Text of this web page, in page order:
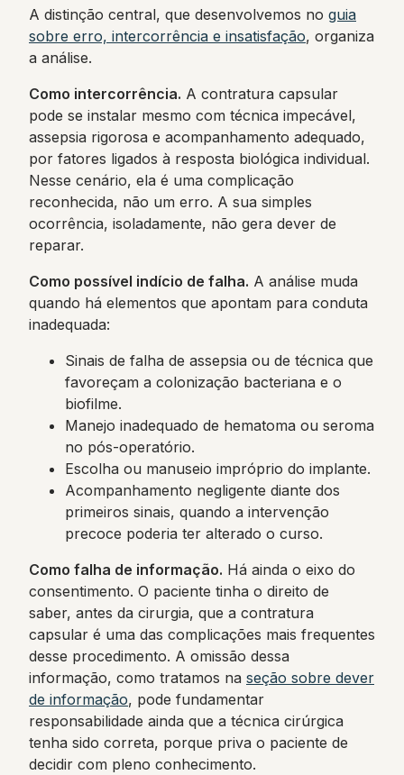
A distinção central, que desenvolvemos no guia
sobre erro, intercorrência e insatisfação, organiza
a análise.
Como intercorrência. A contratura capsular
pode se instalar mesmo com técnica impecável,
assepsia rigorosa e acompanhamento adequado,
por fatores ligados à resposta biológica individual.
Nesse cenário, ela é uma complicação
reconhecida, não um erro. A sua simples
ocorrência, isoladamente, não gera dever de
reparar.
Como possível indício de falha. A análise muda
quando há elementos que apontam para conduta
inadequada:
Sinais de falha de assepsia ou de técnica que
favoreçam a colonização bacteriana e o
biofilme.
Manejo inadequado de hematoma ou seroma
no pós-operatório.
Escolha ou manuseio impróprio do implante.
Acompanhamento negligente diante dos
primeiros sinais, quando a intervenção
precoce poderia ter alterado o curso.
Como falha de informação. Há ainda o eixo do
consentimento. O paciente tinha o direito de
saber, antes da cirurgia, que a contratura
capsular é uma das complicações mais frequentes
desse procedimento. A omissão dessa
informação, como tratamos na seção sobre dever
de informação, pode fundamentar
responsabilidade ainda que a técnica cirúrgica
tenha sido correta, porque priva o paciente de
decidir com pleno conhecimento.